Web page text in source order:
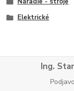
Elektrické
Ing.